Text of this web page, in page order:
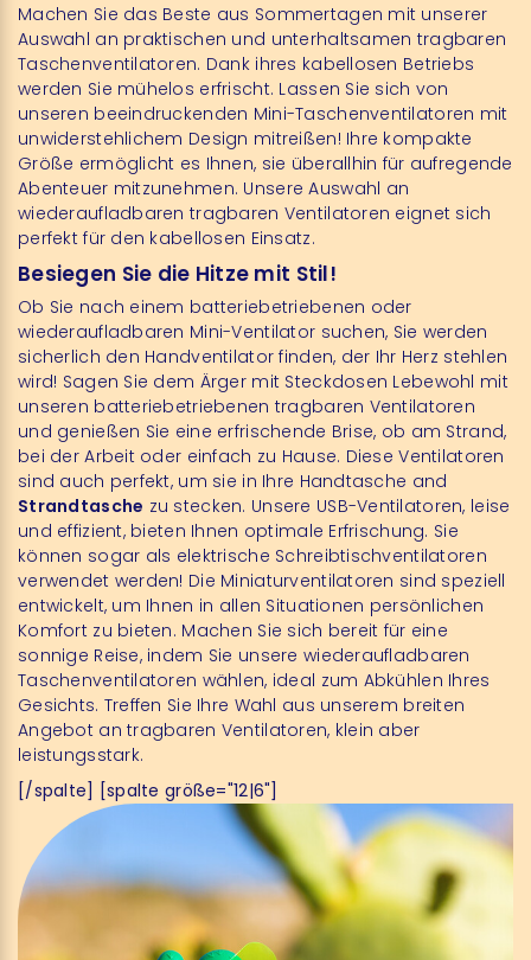
Machen Sie das Beste aus Sommertagen mit unserer
Auswahl an praktischen und unterhaltsamen tragbaren
Taschenventilatoren. Dank ihres kabellosen Betriebs
werden Sie mühelos erfrischt. Lassen Sie sich von
unseren beeindruckenden Mini-Taschenventilatoren mit
unwiderstehlichem Design mitreißen! Ihre kompakte
Größe ermöglicht es Ihnen, sie überallhin für aufregende
Abenteuer mitzunehmen. Unsere Auswahl an
wiederaufladbaren tragbaren Ventilatoren eignet sich
perfekt für den kabellosen Einsatz.
Besiegen Sie die Hitze mit Stil!
Ob Sie nach einem batteriebetriebenen oder
wiederaufladbaren Mini-Ventilator suchen, Sie werden
sicherlich den Handventilator finden, der Ihr Herz stehlen
wird! Sagen Sie dem Ärger mit Steckdosen Lebewohl mit
unseren batteriebetriebenen tragbaren Ventilatoren
und genießen Sie eine erfrischende Brise, ob am Strand,
bei der Arbeit oder einfach zu Hause. Diese Ventilatoren
sind auch perfekt, um sie in Ihre Handtasche and
Strandtasche zu stecken. Unsere USB-Ventilatoren, leise
und effizient, bieten Ihnen optimale Erfrischung. Sie
können sogar als elektrische Schreibtischventilatoren
verwendet werden! Die Miniaturventilatoren sind speziell
entwickelt, um Ihnen in allen Situationen persönlichen
Komfort zu bieten. Machen Sie sich bereit für eine
sonnige Reise, indem Sie unsere wiederaufladbaren
Taschenventilatoren wählen, ideal zum Abkühlen Ihres
Gesichts. Treffen Sie Ihre Wahl aus unserem breiten
Angebot an tragbaren Ventilatoren, klein aber
leistungsstark.
[/spalte] [spalte größe="12|6"]